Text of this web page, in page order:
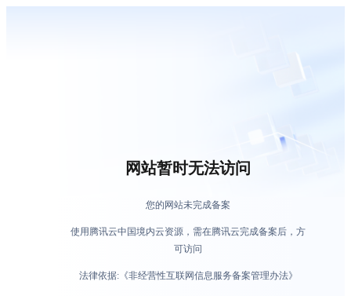
网站暂时无法访问
您的网站未完成备案
使用腾讯云中国境内云资源，需在腾讯云完成备案后，方
可访问
法律依据:《非经营性互联网信息服务备案管理办法》